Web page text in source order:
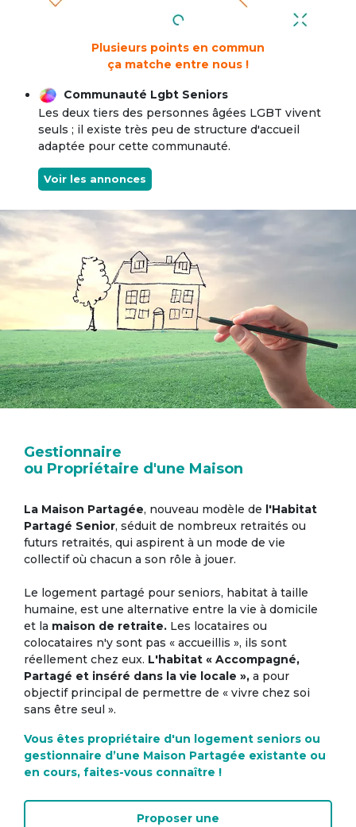
Plusieurs points en commun
ça matche entre nous !
Communauté Lgbt Seniors
Les deux tiers des personnes âgées LGBT vivent
seuls ; il existe très peu de structure d'accueil
adaptée pour cette communauté.
Voir les annonces
Gestionnaire
ou Propriétaire d'une Maison
La Maison Partagée, nouveau modèle de l'Habitat
Partagé Senior, séduit de nombreux retraités ou
futurs retraités, qui aspirent à un mode de vie
collectif où chacun a son rôle à jouer.
Le logement partagé pour seniors, habitat à taille
humaine, est une alternative entre la vie à domicile
et la maison de retraite. Les locataires ou
colocataires n'y sont pas « accueillis », ils sont
réellement chez eux. L'habitat « Accompagné,
Partagé et inséré dans la vie locale », a pour
objectif principal de permettre de « vivre chez soi
sans être seul ».
Vous êtes propriétaire d'un logement seniors ou
gestionnaire d’une Maison Partagée existante ou
en cours, faites-vous connaître !
Proposer une